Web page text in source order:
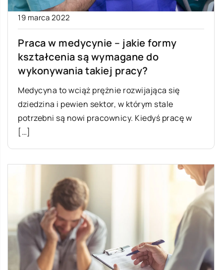
19 marca 2022
Praca w medycynie – jakie formy
kształcenia są wymagane do
wykonywania takiej pracy?
Medycyna to wciąż prężnie rozwijająca się
dziedzina i pewien sektor, w którym stale
potrzebni są nowi pracownicy. Kiedyś pracę w
[…]